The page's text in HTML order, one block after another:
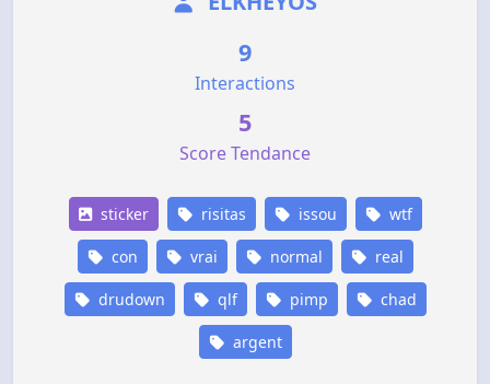
9
Interactions
5
Score Tendance
sticker risitas issou wtf
con vrai normal real
drudown qlf pimp chad
argent